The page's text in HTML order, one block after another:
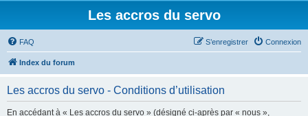
Les accros du servo
FAQ Connexion
S’enregistrer
Index du forum
Les accros du servo - Conditions d’utilisation
En accédant à « Les accros du servo » (désigné ci-après par « nous »,